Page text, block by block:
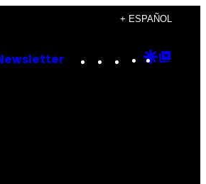
+ ESPAÑOL
Instagram
TikTok
YouTube
Google